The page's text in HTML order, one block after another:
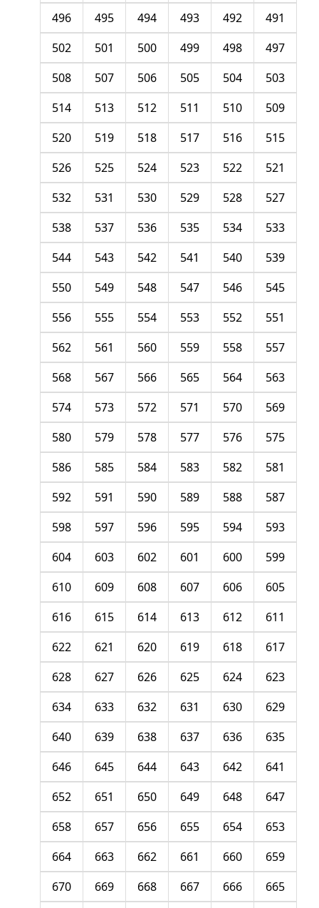
491
492
493
494
495
496
497
498
499
500
501
502
503
504
505
506
507
508
509
510
511
512
513
514
515
516
517
518
519
520
521
522
523
524
525
526
527
528
529
530
531
532
533
534
535
536
537
538
539
540
541
542
543
544
545
546
547
548
549
550
551
552
553
554
555
556
557
558
559
560
561
562
563
564
565
566
567
568
569
570
571
572
573
574
575
576
577
578
579
580
581
582
583
584
585
586
587
588
589
590
591
592
593
594
595
596
597
598
599
600
601
602
603
604
605
606
607
608
609
610
611
612
613
614
615
616
617
618
619
620
621
622
623
624
625
626
627
628
629
630
631
632
633
634
635
636
637
638
639
640
641
642
643
644
645
646
647
648
649
650
651
652
653
654
655
656
657
658
659
660
661
662
663
664
665
666
667
668
669
670